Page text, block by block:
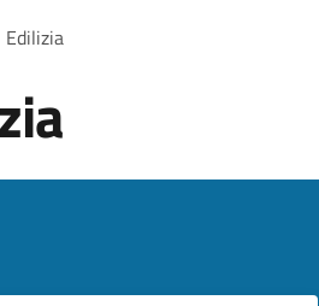
di pane
Edilizia